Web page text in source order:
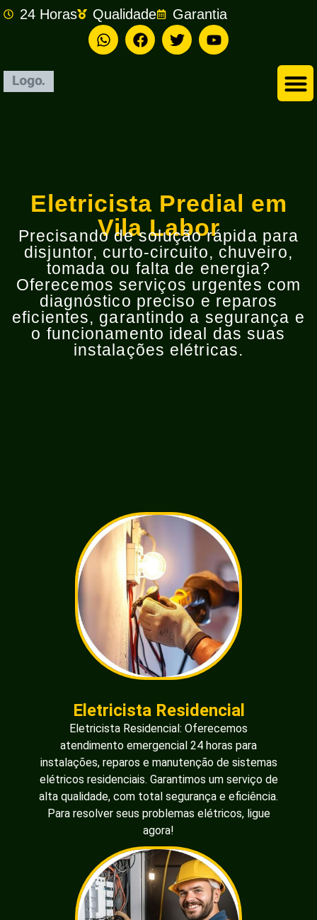
24 Horas Qualidade Garantia
Eletricista Predial em
Vila Labor
Precisando de solução rápida para
disjuntor, curto-circuito, chuveiro,
tomada ou falta de energia?
Oferecemos serviços urgentes com
diagnóstico preciso e reparos
eficientes, garantindo a segurança e
o funcionamento ideal das suas
instalações elétricas.
Eletricista Residencial
Eletricista Residencial: Oferecemos
atendimento emergencial 24 horas para
instalações, reparos e manutenção de sistemas
elétricos residenciais. Garantimos um serviço de
alta qualidade, com total segurança e eficiência.
Para resolver seus problemas elétricos, ligue
agora!